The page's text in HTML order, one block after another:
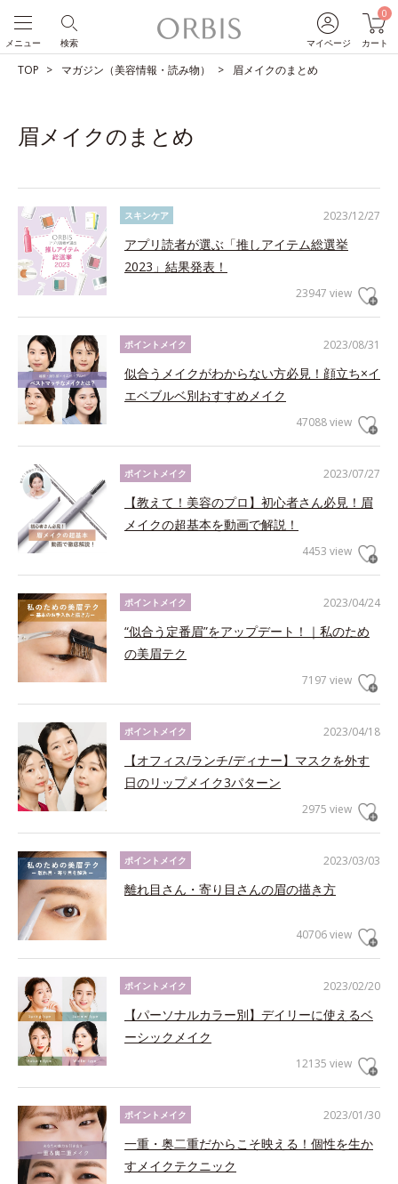
マイページ
0
カート
検索
メニュー
TOP マガジン（美容情報・読み物） 眉メイクのまとめ
眉メイクのまとめ
2023/12/27
スキンケア
アプリ読者が選ぶ「推しアイテム総選挙
2023」結果発表！
23947 view
2023/08/31
ポイントメイク
似合うメイクがわからない方必見！顔立ち×イ
エベブルベ別おすすめメイク
47088 view
2023/07/27
ポイントメイク
【教えて！美容のプロ】初心者さん必見！眉
メイクの超基本を動画で解説！
4453 view
2023/04/24
ポイントメイク
“似合う定番眉”をアップデート！｜私のため
の美眉テク
7197 view
2023/04/18
ポイントメイク
【オフィス/ランチ/ディナー】マスクを外す
日のリップメイク3パターン
2975 view
2023/03/03
ポイントメイク
離れ目さん・寄り目さんの眉の描き方
40706 view
2023/02/20
ポイントメイク
【パーソナルカラー別】デイリーに使えるベ
ーシックメイク
12135 view
2023/01/30
ポイントメイク
一重・奥二重だからこそ映える！個性を生か
すメイクテクニック